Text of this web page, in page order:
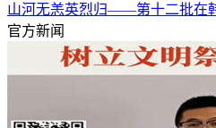
山河无恙英烈归——第十二批在
官方新闻